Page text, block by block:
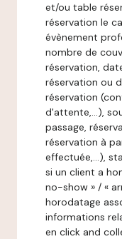
et/ou table
réservation le
évènement
nombre de
réservation,
réservation ou
réservation
d'attente,…),
passage,
réservation à
effectuée,…),
si un client a
no-show » / «
horodatage
informations
en click and